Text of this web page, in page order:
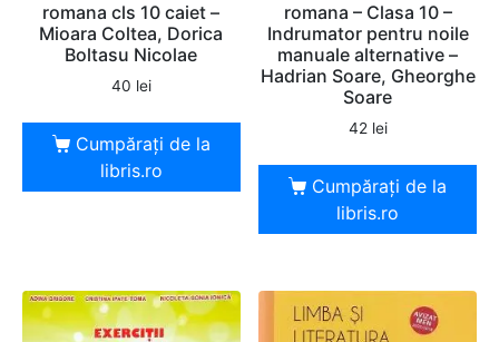
romana cls 10 caiet –
Mioara Coltea, Dorica
Boltasu Nicolae
40 lei
Cumpărați de la
libris.ro
romana – Clasa 10 –
Indrumator pentru noile
manuale alternative –
Hadrian Soare, Gheorghe
Soare
42 lei
Cumpărați de la
libris.ro